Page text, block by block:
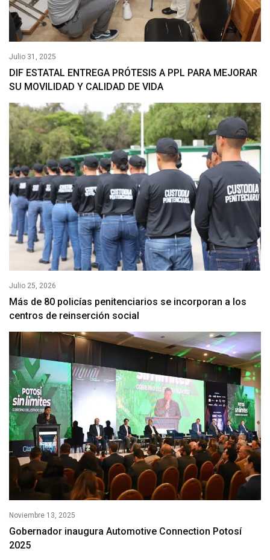
Julio 31, 2025
DIF ESTATAL ENTREGA PRÓTESIS A PPL PARA MEJORAR
SU MOVILIDAD Y CALIDAD DE VIDA
Julio 25, 2026
Más de 80 policías penitenciarios se incorporan a los
centros de reinserción social
Noviembre 13, 2025
Gobernador inaugura Automotive Connection Potosí
2025